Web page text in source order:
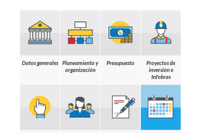
Datos generales
Planeamiento y
organización
Presupuesto
Proyectos de
inversión e
Infobras